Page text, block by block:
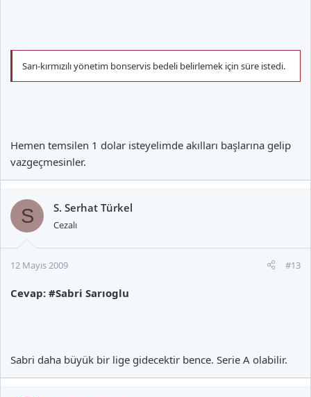
Sarı-kırmızılı yönetim bonservis bedeli belirlemek için süre istedi.
Hemen temsilen 1 dolar isteyelimde akılları başlarına gelip
vazgeçmesinler.
S S. Serhat Türkel
Cezalı
12 Mayıs 2009 #13
Cevap: #Sabri Sarıoglu
Sabri daha büyük bir lige gidecektir bence. Serie A olabilir.